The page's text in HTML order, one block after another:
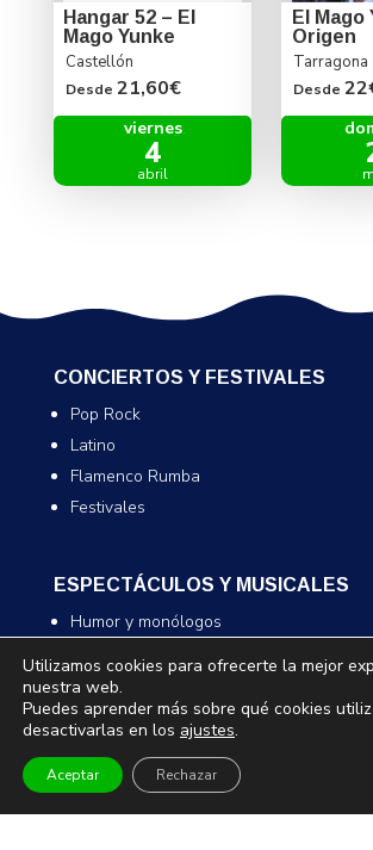
Hangar 52 – El
Mago Yunke
Castellón
Desde 21,60€
viernes
4
abril
El Mago
Origen
Tarragona
Desde
CONCIERTOS Y FESTIVALES
Pop Rock
Latino
Flamenco Rumba
Festivales
ESPECTÁCULOS Y MUSICALES
Humor y monólogos
Infantil y familiar
Magia
TEATRO Y DANZA
Utilizamos cookies para ofrecerte la mejor
nuestra web.
Puedes aprender más sobre qué cookies
desactivarlas en los ajustes.
Aceptar Rechazar